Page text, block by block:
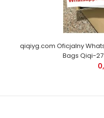
qiqiyg.com Oficjalny
Bags Qiqi-